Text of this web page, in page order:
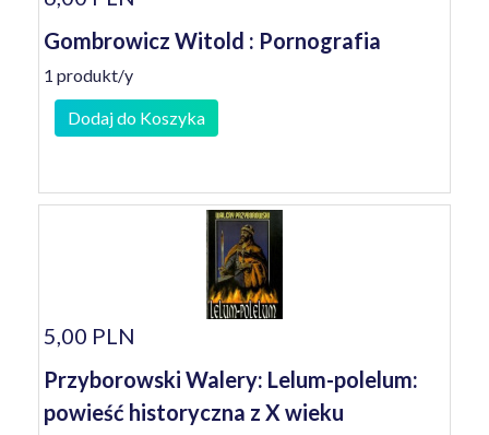
Gombrowicz Witold : Pornografia
1 produkt/y
Dodaj do Koszyka
5,00 PLN
Przyborowski Walery: Lelum-polelum:
powieść historyczna z X wieku